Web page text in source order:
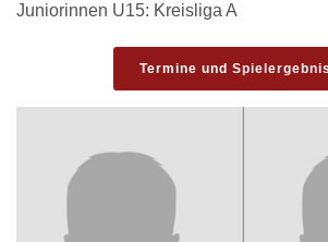
Juniorinnen U15: Kreisliga A
Termine und